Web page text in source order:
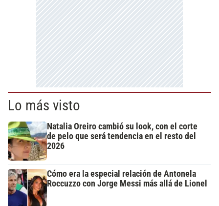
Lo más visto
Natalia Oreiro cambió su look, con el corte
de pelo que será tendencia en el resto del
2026
Cómo era la especial relación de Antonela
Roccuzzo con Jorge Messi más allá de Lionel